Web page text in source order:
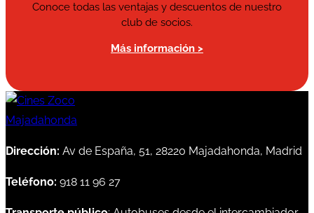
Conoce todas las ventajas y descuentos de nuestro
club de socios.
Más información >
Dirección: Av de España, 51, 28220 Majadahonda, Madrid
Teléfono: 918 11 96 27